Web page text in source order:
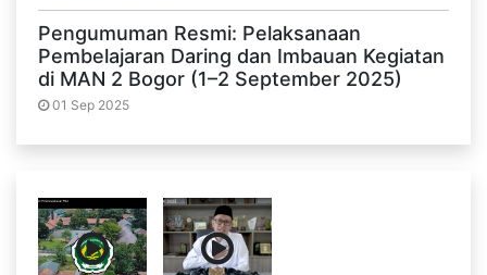
Pengumuman Resmi: Pelaksanaan
Pembelajaran Daring dan Imbauan Kegiatan
di MAN 2 Bogor (1–2 September 2025)
01 Sep 2025